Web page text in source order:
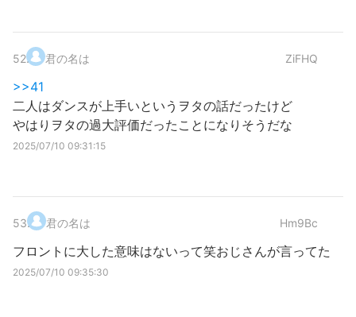
52. 君の名は ZiFHQ
>>41
二人はダンスが上手いというヲタの話だったけど
やはりヲタの過大評価だったことになりそうだな
2025/07/10 09:31:15
53. 君の名は Hm9Bc
フロントに大した意味はないって笑おじさんが言ってた
2025/07/10 09:35:30